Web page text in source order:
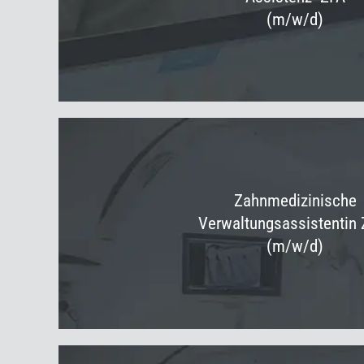
(m/w/d)
Zahnmedizinische
Verwaltungs­assistentin
(m/w/d)